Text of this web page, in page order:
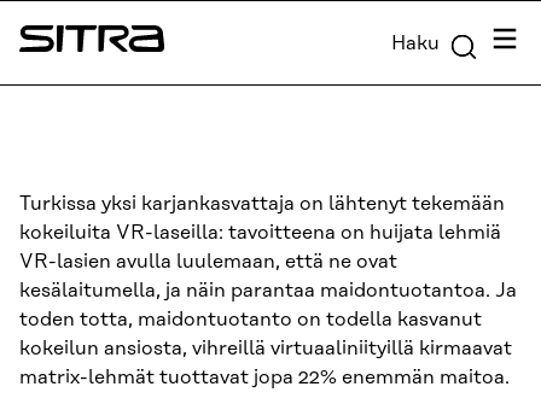
Siirry
suoraan
Sitra Haku
Turkissa yksi karjankasvattaja on lähtenyt tekemään
kokeiluita VR-laseilla: tavoitteena on huijata lehmiä
VR-lasien avulla luulemaan, että ne ovat
kesälaitumella, ja näin parantaa maidontuotantoa. Ja
toden totta, maidontuotanto on todella kasvanut
kokeilun ansiosta, vihreillä virtuaaliniityillä kirmaavat
matrix-lehmät tuottavat jopa 22% enemmän maitoa.